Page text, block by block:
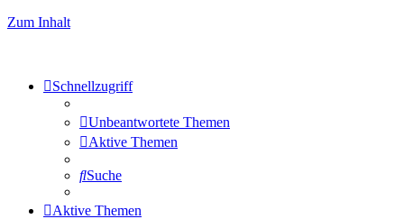
Zum Inhalt
Schnellzugriff
Unbeantwortete Themen
Aktive Themen
Suche
Aktive Themen